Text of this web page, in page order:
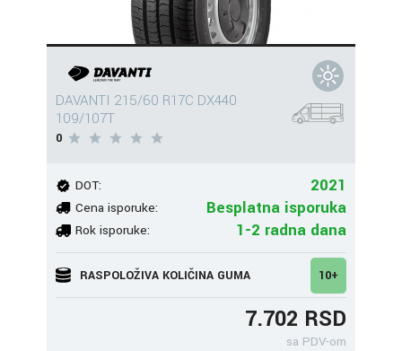
DAVANTI 215/60 R17C DX440
109/107T
0
DOT: 2021
Cena isporuke: Besplatna isporuka
Rok isporuke: 1-2 radna dana
RASPOLOŽIVA KOLIČINA GUMA 10+
7.702 RSD
sa PDV-om